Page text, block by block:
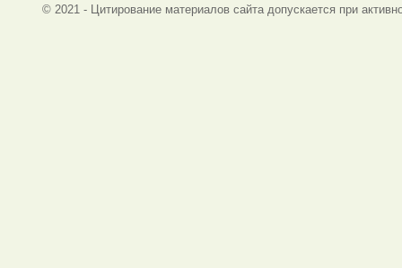
© 2021 - Цитирование материалов сайта допускается при